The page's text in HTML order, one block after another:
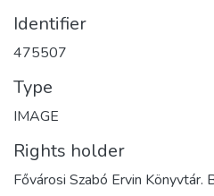
Identifier
475507
Type
IMAGE
Rights holder
Fővárosi Szabó Ervin Könyvtár.